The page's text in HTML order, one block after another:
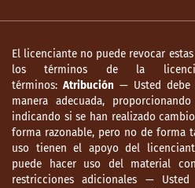
El licenciante no puede revocar
los términos de la
términos: Atribución — Usted debe
manera adecuada,
indicando si se han realizado
forma razonable, pero no de forma
uso tienen el apoyo del
puede hacer uso del material
restricciones adicionales —